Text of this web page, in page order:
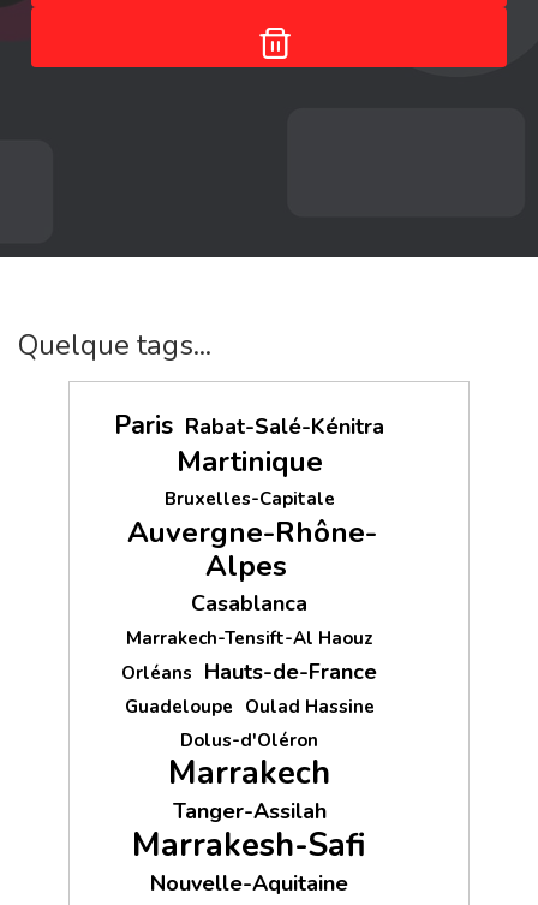
Quelque tags...
Paris Rabat-Salé-Kénitra
Martinique
Bruxelles-Capitale
Auvergne-Rhône-
Alpes
Casablanca
Marrakech-Tensift-Al Haouz
Orléans Hauts-de-France
Guadeloupe Oulad Hassine
Dolus-d'Oléron
Marrakech
Tanger-Assilah
Marrakesh-Safi
Nouvelle-Aquitaine